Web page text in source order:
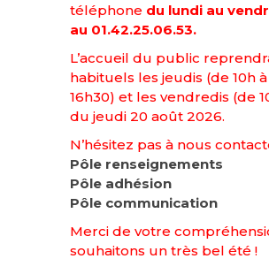
téléphone du lundi au
au 01.42.25.06.53.
L’accueil du public
habituels les jeudis (de 10h
16h30) et les vendredis (de
du jeudi 20 août 2026.
N’hésitez pas à nous
Pôle renseignements
Pôle adhésion
Pôle communication
Merci de votre
souhaitons un très bel été !